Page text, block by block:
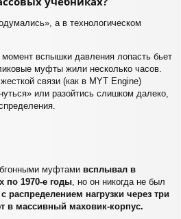
а в технологическом
момент вспышки давления лопасть бьет
муфты жили несколько часов.
связи (как в MYT Engine)
или разойтись слишком далеко,
муфтами всплывал в
по 1970-е годы, но он никогда не был
с распределением нагрузки через три
в массивный маховик-корпус.